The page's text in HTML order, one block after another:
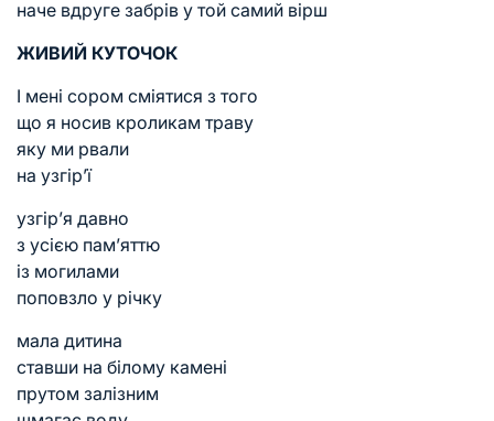
наче вдруге забрів у той самий вірш
ЖИВИЙ КУТОЧОК
І мені сором сміятися з того
що я носив кроликам траву
яку ми рвали
на узгір’ї
узгір’я давно
з усією пам’яттю
із могилами
поповзло у річку
мала дитина
ставши на білому камені
прутом залізним